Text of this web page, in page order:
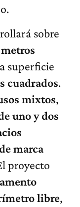
sobre
superficie
cuadrados.
mixtos,
uno y dos
marca
proyecto
libre,